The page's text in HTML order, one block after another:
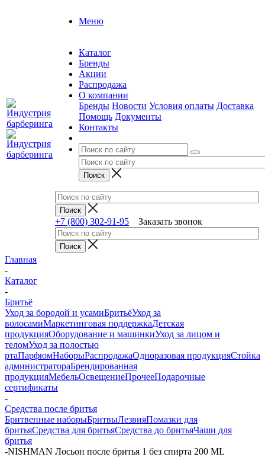
Меню
Каталог
Бренды
Акции
Распродажа
О компании
Бренды Новости Условия оплаты Доставка
Помощь Документы
Контакты
+7 (800) 302-91-95 Заказать звонок
Главная
-
Каталог
-
Бритьё
Уход за бородой и усамиБритьёУход за
волосамиМаркетинговая поддержкаДетская
продукцияОборудование и машинкиУход за лицом и
теломУход за полостью
ртаПарфюмНаборыРаспродажаОдноразовая продукцияСтойка
администратораБрендированная
продукцияМебельОсвещениеПрочееПодарочные
сертификаты
-
Средства после бритья
Бритвенные наборыБритвыЛезвияПомазки для
бритьяСредства для бритьяСредства до бритьяЧаши для
бритья
-NISHMAN Лосьон после бритья 1 без спирта 200 ML